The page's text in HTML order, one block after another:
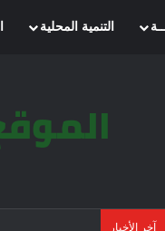
التنمية المحلية
آخر الأخبار